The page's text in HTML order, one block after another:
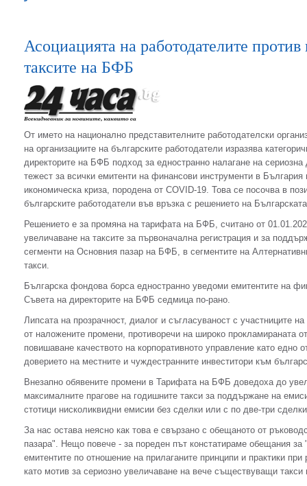
Асоциацията на работодателите
таксите на БФБ
От името на национално представителните работодателски
на организациите на българските работодатели изразява
директорите на БФБ подход за едностранно налагане на
тежест за всички емитенти на финансови инструменти в
икономическа криза, породена от COVID-19. Това се посочва в
българските работодатели във връзка с решението на
Решението е за промяна на тарифата на БФБ, считано от
увеличаване на таксите за първоначална регистрация и за
сегменти на Основния пазар на БФБ, в сегментите на
такси.
Българска фондова борса едностранно уведоми емитентите на
Съвета на директорите на БФБ седмица по-рано.
Липсата на прозрачност, диалог и съгласуваност с участниците
от наложените промени, противоречи на широко прокламираната
повишаване качеството на корпоративното управление като едно
доверието на местните и чуждестранните инвеститори към
Внезапно обявените промени в Тарифата на БФБ доведоха до
максималните прагове на годишните такси за поддържане на
стотици нисколиквидни емисии без сделки или с по две-три
За нас остава неясно как това е свързано с обещаното от
пазара". Нещо повече - за пореден път констатираме обещания за
емитентите по отношение на прилаганите принципи и практики
като мотив за сериозно увеличаване на вече съществуващи